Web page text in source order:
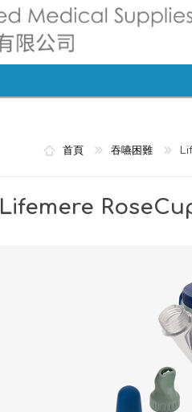
首頁 吞嚥困難
Lifemere